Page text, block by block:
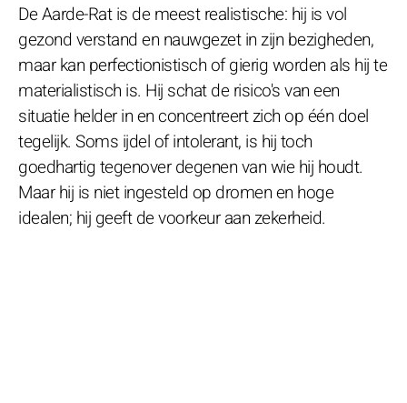
De Aarde-Rat is de meest realistische: hij is vol
gezond verstand en nauwgezet in zijn bezigheden,
maar kan perfectionistisch of gierig worden als hij te
materialistisch is. Hij schat de risico's van een
situatie helder in en concentreert zich op één doel
tegelijk. Soms ijdel of intolerant, is hij toch
goedhartig tegenover degenen van wie hij houdt.
Maar hij is niet ingesteld op dromen en hoge
idealen; hij geeft de voorkeur aan zekerheid.